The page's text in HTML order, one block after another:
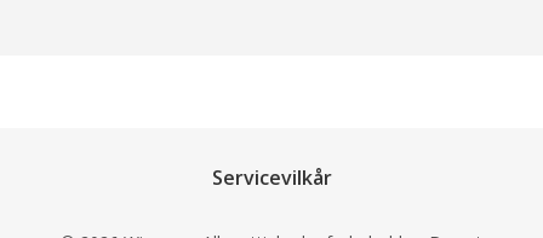
Servicevilkår